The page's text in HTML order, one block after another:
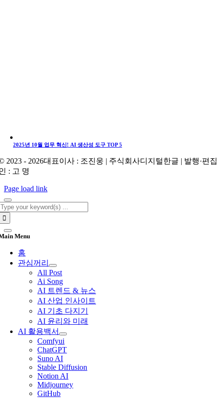
2025년 10월 업무 혁신! AI 생산성 도구 TOP 5
2023 - 2026대표이사 : 조진웅 | 주식회사디지털한글 | 발행·편
: 고 명
Page load link
Menu
홈
관심꺼리
All Post
Ai Song
AI 트렌드 & 뉴스
AI 산업 인사이트
AI 기초 다지기
AI 윤리와 미래
AI 활용백서
Comfyui
ChatGPT
Suno AI
Stable Diffusion
Notion AI
Midjourney
GitHub